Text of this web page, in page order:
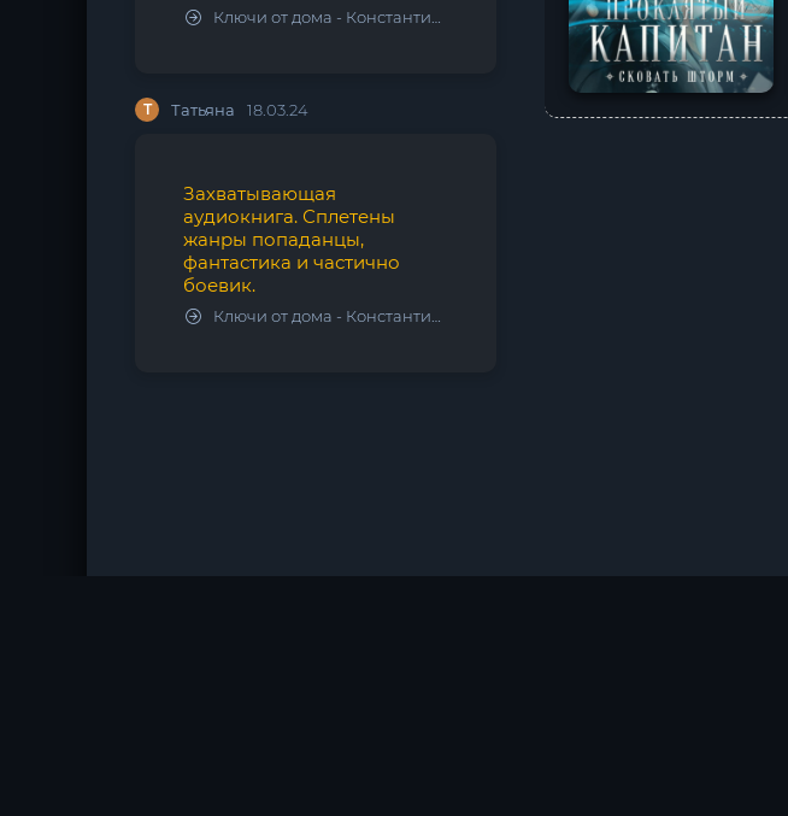
Ключи от дома - Константин Калбазов
Т Татьяна 18.03.24
Захватывающая
аудиокнига. Сплетены
жанры попаданцы,
фантастика и частично
боевик.
Ключи от дома - Константин Калбазов